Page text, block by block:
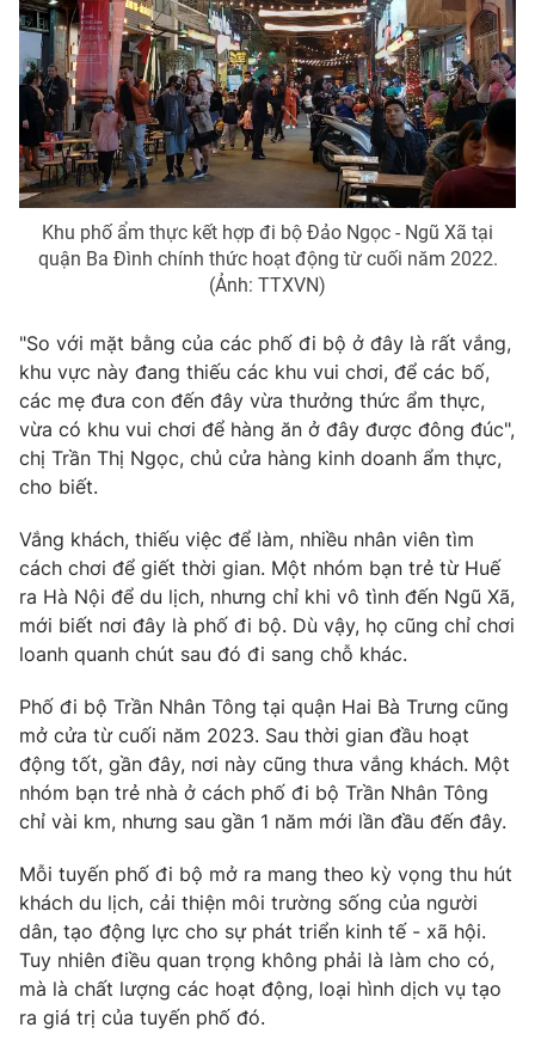
Khu phố ẩm thực kết hợp đi bộ Đảo Ngọc - Ngũ Xã tại
quận Ba Đình chính thức hoạt động từ cuối năm 2022.
(Ảnh: TTXVN)
"So với mặt bằng của các phố đi bộ ở đây là rất vắng,
khu vực này đang thiếu các khu vui chơi, để các bố,
các mẹ đưa con đến đây vừa thưởng thức ẩm thực,
vừa có khu vui chơi để hàng ăn ở đây được đông đúc",
chị Trần Thị Ngọc, chủ cửa hàng kinh doanh ẩm thực,
cho biết.
Vắng khách, thiếu việc để làm, nhiều nhân viên tìm
cách chơi để giết thời gian. Một nhóm bạn trẻ từ Huế
ra Hà Nội để du lịch, nhưng chỉ khi vô tình đến Ngũ Xã,
mới biết nơi đây là phố đi bộ. Dù vậy, họ cũng chỉ chơi
loanh quanh chút sau đó đi sang chỗ khác.
Phố đi bộ Trần Nhân Tông tại quận Hai Bà Trưng cũng
mở cửa từ cuối năm 2023. Sau thời gian đầu hoạt
động tốt, gần đây, nơi này cũng thưa vắng khách. Một
nhóm bạn trẻ nhà ở cách phố đi bộ Trần Nhân Tông
chỉ vài km, nhưng sau gần 1 năm mới lần đầu đến đây.
Mỗi tuyến phố đi bộ mở ra mang theo kỳ vọng thu hút
khách du lịch, cải thiện môi trường sống của người
dân, tạo động lực cho sự phát triển kinh tế - xã hội.
Tuy nhiên điều quan trọng không phải là làm cho có,
mà là chất lượng các hoạt động, loại hình dịch vụ tạo
ra giá trị của tuyến phố đó.